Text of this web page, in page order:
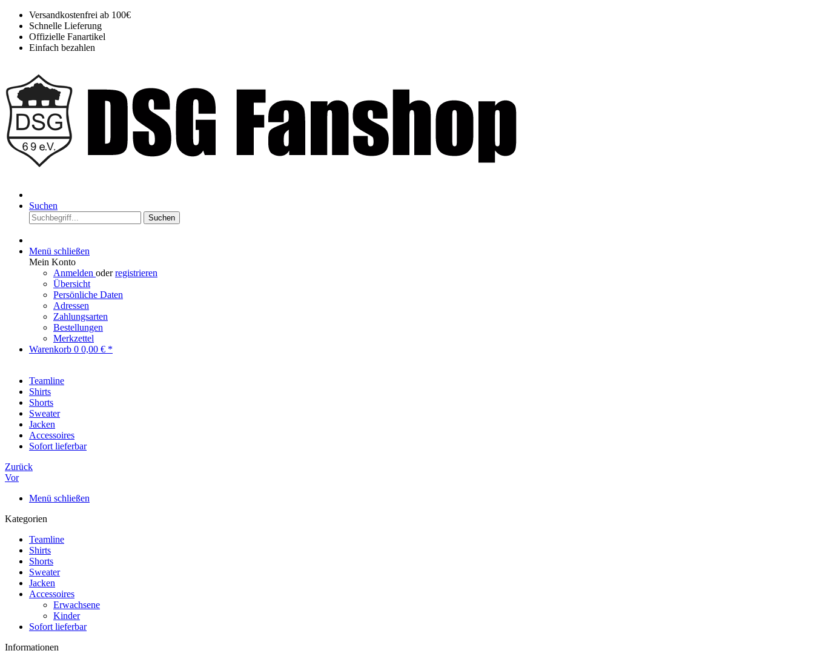
Versandkostenfrei ab 100€
Schnelle Lieferung
Offizielle Fanartikel
Einfach bezahlen
Suchen
Suchen
Menü schließen
Mein Konto
Anmelden oderregistrieren
Übersicht
Persönliche Daten
Adressen
Zahlungsarten
Bestellungen
Merkzettel
Warenkorb 0 0,00 € *
Teamline
Shirts
Shorts
Sweater
Jacken
Accessoires
Sofort lieferbar
Zurück
Vor
Menü schließen
Kategorien
Teamline
Shirts
Shorts
Sweater
Jacken
Accessoires
Erwachsene
Kinder
Sofort lieferbar
Informationen